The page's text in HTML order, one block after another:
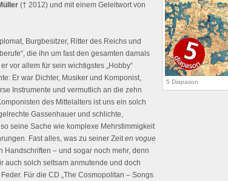
5 Diapason
(† 2012) und mit einem Geleitwort von
Burgbesitzer, Ritter des Reichs und
die ihn um fast den gesamten damals
vor allem für sein wichtigstes „Hobby“
Er war Dichter, Musiker und Komponist,
Instrumente und vermutlich an die zehn
des Mittelalters ist uns ein solch
Gassenhauer und schlichte,
seine Sache wie komplexe Mehrstimmigkeit
Fast alles, was zu seiner Zeiten vogue
Handschriften – und sogar noch mehr, denn
auch solch seltsam anmutende und doch
Für die CD „The Cosmopolitan – Songs